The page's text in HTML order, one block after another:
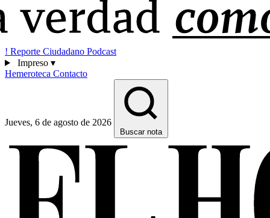
! Reporte Ciudadano Podcast
Impreso ▾
Hemeroteca Contacto
Jueves, 6 de agosto de 2026
Buscar nota